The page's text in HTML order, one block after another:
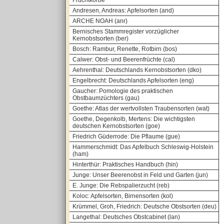
Andresen, Andreas: Apfelsorten (and)
ARCHE NOAH (anr)
Bernisches Stammregister vorzüglicher
Kernobstsorten (ber)
Bosch: Rambur, Renette, Rotbirn (bos)
Calwer: Obst- und Beerenfrüchte (cal)
Aehrenthal: Deutschlands Kernobstsorten (dko)
Engelbrecht: Deutschlands Apfelsorten (eng)
Gaucher: Pomologie des praktischen
Obstbaumzüchters (gau)
Goethe: Atlas der wertvollsten Traubensorten (wat)
Goethe, Degenkolb, Mertens: Die wichtigsten
deutschen Kernobstsorten (goe)
Friedrich Güderrode: Die Pflaume (gue)
Hammerschmidt: Das Apfelbuch Schleswig-Holstein
(ham)
Hinterthür: Praktisches Handbuch (hin)
Junge: Unser Beerenobst in Feld und Garten (jun)
E. Junge: Die Rebspalierzucht (reb)
Koloc: Apfelsorten, Birnensorten (kol)
Krümmel, Groh, Friedrich: Deutsche Obstsorten (deu)
Langethal: Deutsches Obstcabinet (lan)